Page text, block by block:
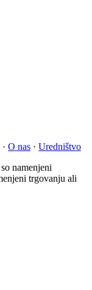
· O nas · Uredništvo
namenjeni
trgovanju ali